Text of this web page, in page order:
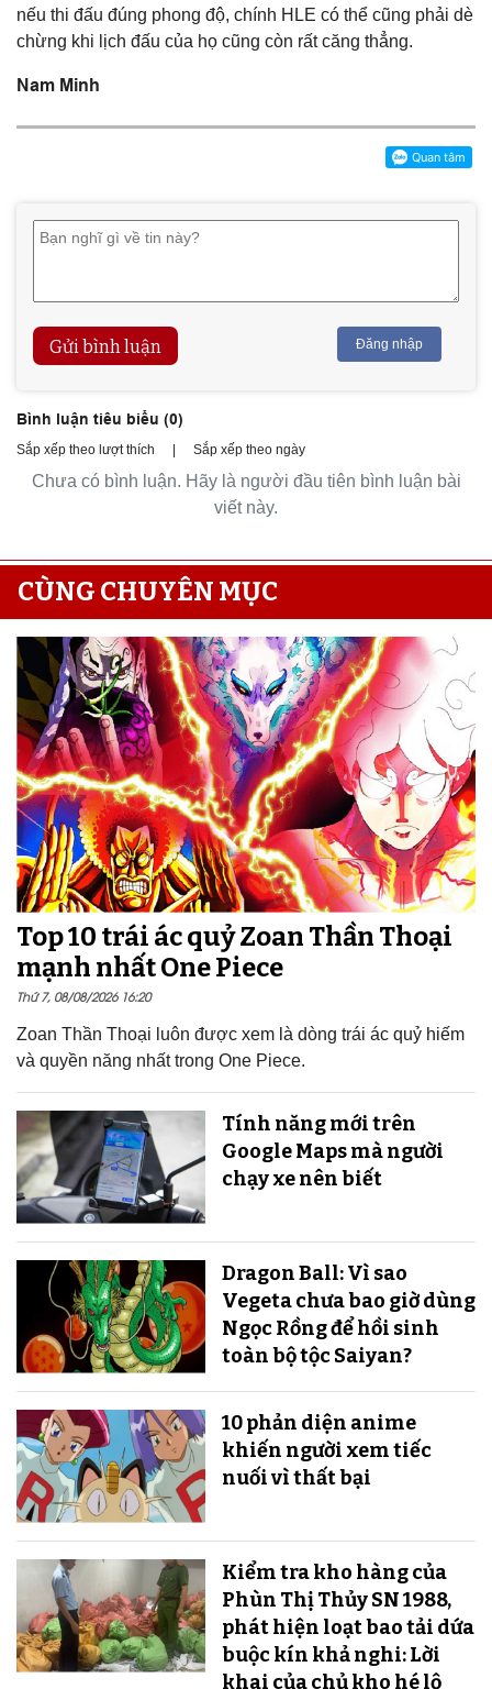
nếu thi đấu đúng phong độ, chính HLE có thể cũng phải dè
chừng khi lịch đấu của họ cũng còn rất căng thẳng.
Nam Minh
Gửi bình luận Đăng nhập
Bình luận tiêu biểu (0)
Sắp xếp theo lượt thích | Sắp xếp theo ngày
Chưa có bình luận. Hãy là người đầu tiên bình luận bài
viết này.
CÙNG CHUYÊN MỤC
Top 10 trái ác quỷ Zoan Thần Thoại
mạnh nhất One Piece
Thứ 7, 08/08/2026 16:20
Zoan Thần Thoại luôn được xem là dòng trái ác quỷ hiếm
và quyền năng nhất trong One Piece.
Tính năng mới trên
Google Maps mà người
chạy xe nên biết
Dragon Ball: Vì sao
Vegeta chưa bao giờ dùng
Ngọc Rồng để hồi sinh
toàn bộ tộc Saiyan?
10 phản diện anime
khiến người xem tiếc
nuối vì thất bại
Kiểm tra kho hàng của
Phùn Thị Thủy SN 1988,
phát hiện loạt bao tải dứa
buộc kín khả nghi: Lời
khai của chủ kho hé lộ